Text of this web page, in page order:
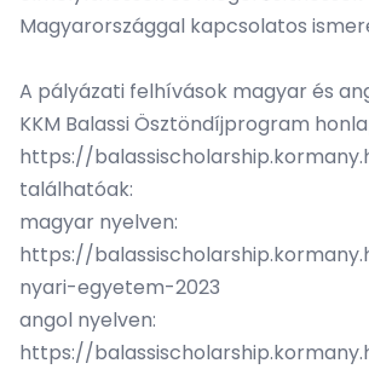
Magyarországgal kapcsolatos
A pályázati felhívások magyar és
KKM Balassi Ösztöndíjprogram
https://
találhatóak:
magyar nyelven:
https://
nyari-egyetem-2023
angol nyelven:
https://